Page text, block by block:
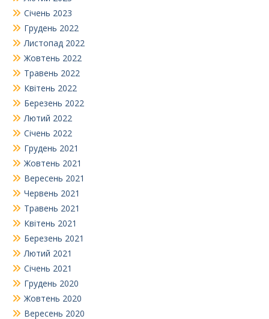
Січень 2023
Грудень 2022
Листопад 2022
Жовтень 2022
Травень 2022
Квітень 2022
Березень 2022
Лютий 2022
Січень 2022
Грудень 2021
Жовтень 2021
Вересень 2021
Червень 2021
Травень 2021
Квітень 2021
Березень 2021
Лютий 2021
Січень 2021
Грудень 2020
Жовтень 2020
Вересень 2020